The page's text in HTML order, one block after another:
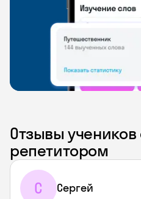
Отзывы учеников
репетитором
С Сергей